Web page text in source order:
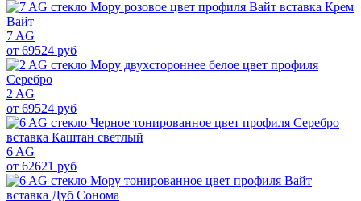
7 AG
от 69524 руб
2 AG
от 69524 руб
6 AG
от 62621 руб